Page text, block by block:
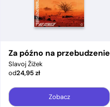
Za późno na przebudzenie
Slavoj Žižek
od24,95zł
Zobacz